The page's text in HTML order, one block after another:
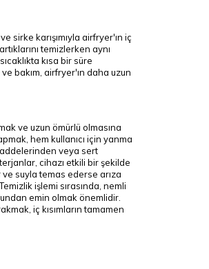
sirke karışımıyla airfryer'ın iç
temizlerken aynı
kısa bir süre
bakım, airfryer'ın daha uzun
ve uzun ömürlü olmasına
hem kullanıcı için yanma
veya sert
cihazı etkili bir şekilde
ve suyla temas ederse arıza
işlemi sırasında, nemli
emin olmak önemlidir.
iç kısımların tamamen